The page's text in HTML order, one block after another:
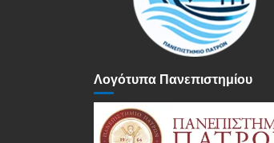
Λογότυπα Πανεπιστημίου